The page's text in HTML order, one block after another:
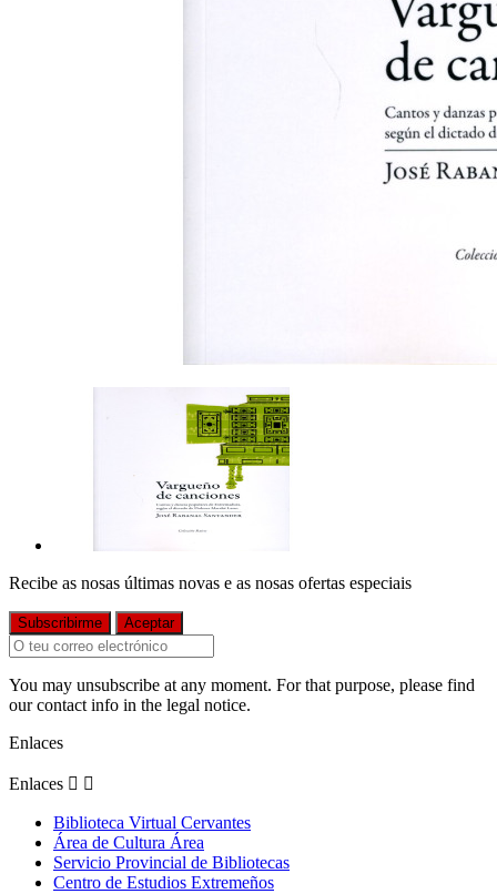
Recibe as nosas últimas novas e as nosas ofertas especiais
You may unsubscribe at any moment. For that purpose, please find
our contact info in the legal notice.
Enlaces
Enlaces  
Biblioteca Virtual Cervantes
Área de Cultura Área
Servicio Provincial de Bibliotecas
Centro de Estudios Extremeños